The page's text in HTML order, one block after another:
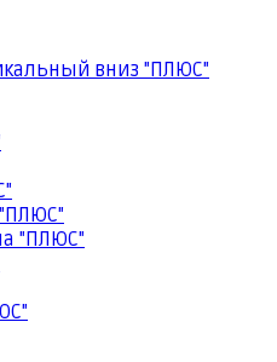
вниз "ПЛЮС"
"ПЛЮС"